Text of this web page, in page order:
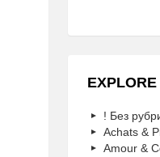
EXPLORE
! Без
Achats &
Amour &